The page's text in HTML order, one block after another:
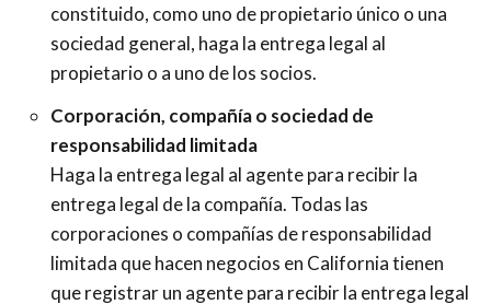
constituido, como uno de propietario único o una
sociedad general, haga la entrega legal al
propietario o a uno de los socios.
Corporación, compañía o sociedad de
responsabilidad limitada
Haga la entrega legal al agente para recibir la
entrega legal de la compañía. Todas las
corporaciones o compañías de responsabilidad
limitada que hacen negocios en California tienen
que registrar un agente para recibir la entrega legal